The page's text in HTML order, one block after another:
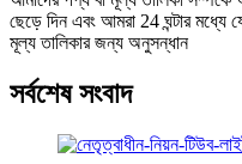
ছেড়ে দিন এবং আমরা 24 ঘন্টার মধ্যে
মূল্য তালিকার জন্য অনুসন্ধান
সর্বশেষ সংবাদ